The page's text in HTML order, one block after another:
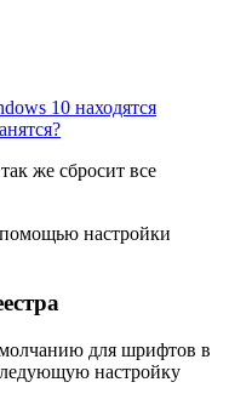
10 находятся
же сбросит все
настройки
для шрифтов в
настройку